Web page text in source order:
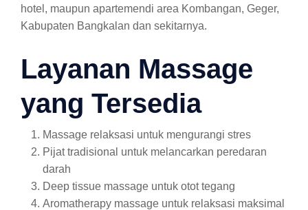
hotel, maupun apartemendi area Kombangan, Geger,
Kabupaten Bangkalan dan sekitarnya.
Layanan Massage
yang Tersedia
Massage relaksasi untuk mengurangi stres
Pijat tradisional untuk melancarkan peredaran
darah
Deep tissue massage untuk otot tegang
Aromatherapy massage untuk relaksasi maksimal